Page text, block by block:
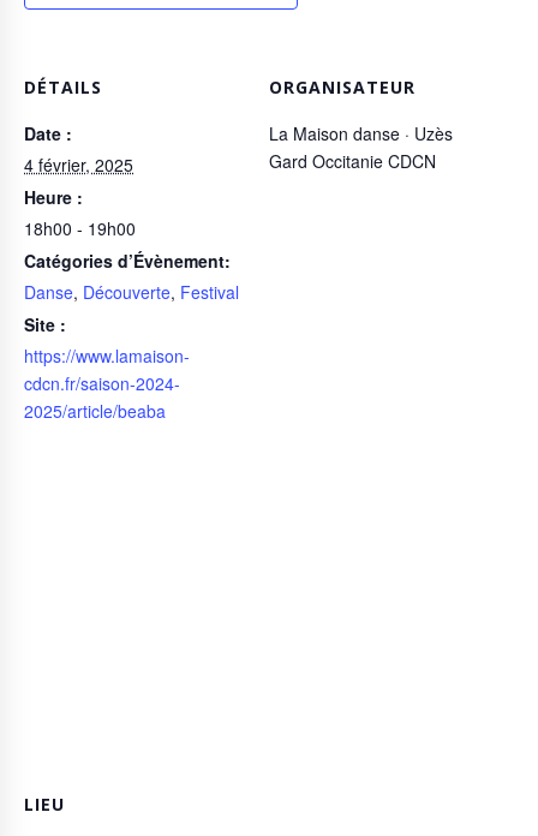
DÉTAILS
Date :
4 février, 2025
Heure :
18h00 - 19h00
Catégories d’Évènement:
Danse, Découverte, Festival
Site :
https://www.lamaison-
cdcn.fr/saison-2024-
2025/article/beaba
ORGANISATEUR
La Maison danse · Uzès
Gard Occitanie CDCN
LIEU